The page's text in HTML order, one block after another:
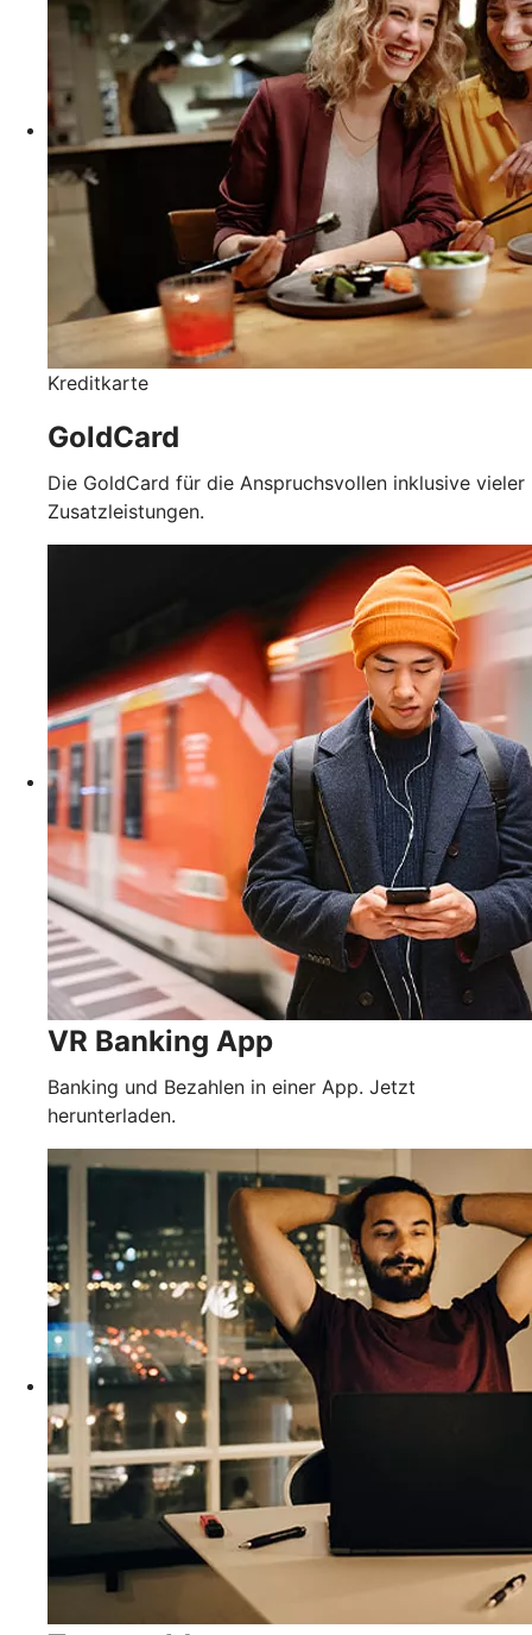
Kreditkarte
GoldCard
Die GoldCard für die Anspruchsvollen inklusive vieler
Zusatzleistungen.
VR Banking App
Banking und Bezahlen in einer App. Jetzt
herunterladen.